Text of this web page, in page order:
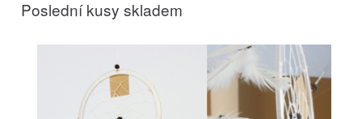
Poslední kusy skladem